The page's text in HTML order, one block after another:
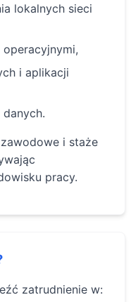
lokalnych sieci
i aplikacji
i staże
pracy.
zatrudnienie w: